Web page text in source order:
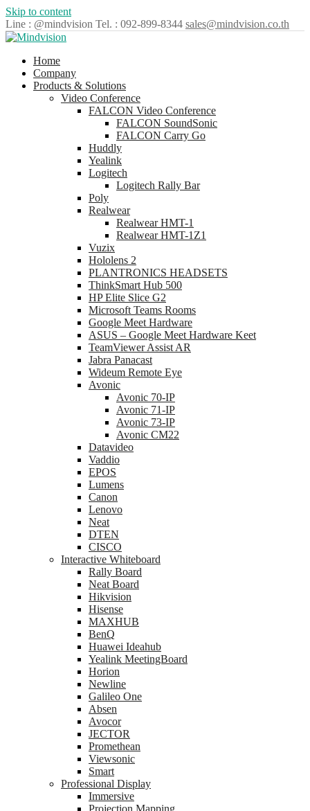
Skip to content
Line : @mindvision Tel. : 092-899-8344 sales@mindvision.co.th
Home
Company
Products & Solutions
Video Conference
FALCON Video Conference
FALCON SoundSonic
FALCON Carry Go
Huddly
Yealink
Logitech
Logitech Rally Bar
Poly
Realwear
Realwear HMT-1
Realwear HMT-1Z1
Vuzix
Hololens 2
PLANTRONICS HEADSETS
ThinkSmart Hub 500
HP Elite Slice G2
Microsoft Teams Rooms
Google Meet Hardware
ASUS – Google Meet Hardware Keet
TeamViewer Assist AR
Jabra Panacast
Wideum Remote Eye
Avonic
Avonic 70-IP
Avonic 71-IP
Avonic 73-IP
Avonic CM22
Datavideo
Vaddio
EPOS
Lumens
Canon
Lenovo
Neat
DTEN
CISCO
Interactive Whiteboard
Rally Board
Neat Board
Hikvision
Hisense
MAXHUB
BenQ
Huawei Ideahub
Yealink MeetingBoard
Horion
Newline
Galileo One
Absen
Avocor
JECTOR
Promethean
Viewsonic
Smart
Professional Display
Immersive
Projection Mapping